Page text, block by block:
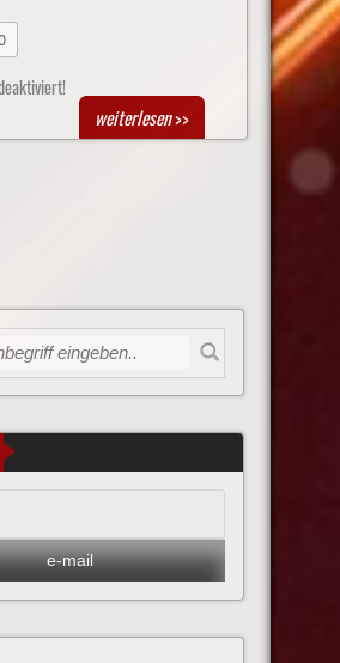
weiterlesen>>